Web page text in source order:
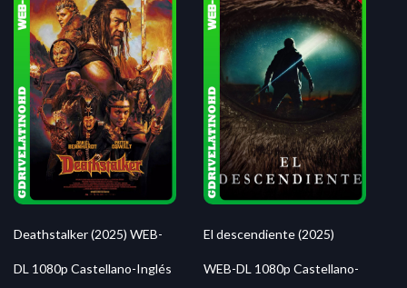
Deathstalker (2025) WEB-
DL 1080p Castellano-Inglés
El descendiente (2025)
WEB-DL 1080p Castellano-